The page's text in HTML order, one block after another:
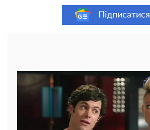
Підписатися